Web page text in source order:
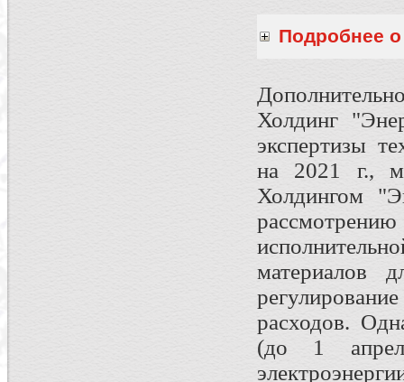
Подробнее о
Холдинг
экспертизы
на 2021 г.,
Холдингом
материалов
расходов.
(до 1